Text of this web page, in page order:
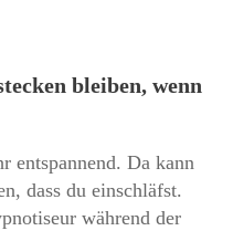
bleiben, wenn
entspannend. Da kann
dass du einschläfst.
während der